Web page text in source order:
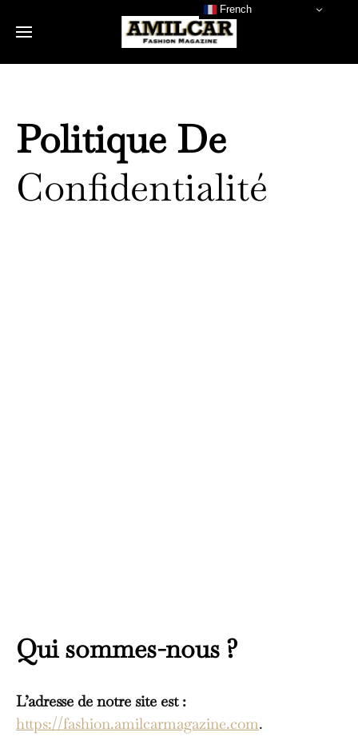
Politique De
Confidentialité
Qui sommes-nous ?
L’adresse de notre site est :
https://fashion.amilcarmagazine.com.
French